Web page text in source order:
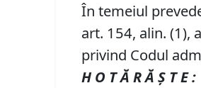
În temeiul
art. 154, alin. (1),
privind Codul
H O T Ă R Ă Ş T E :